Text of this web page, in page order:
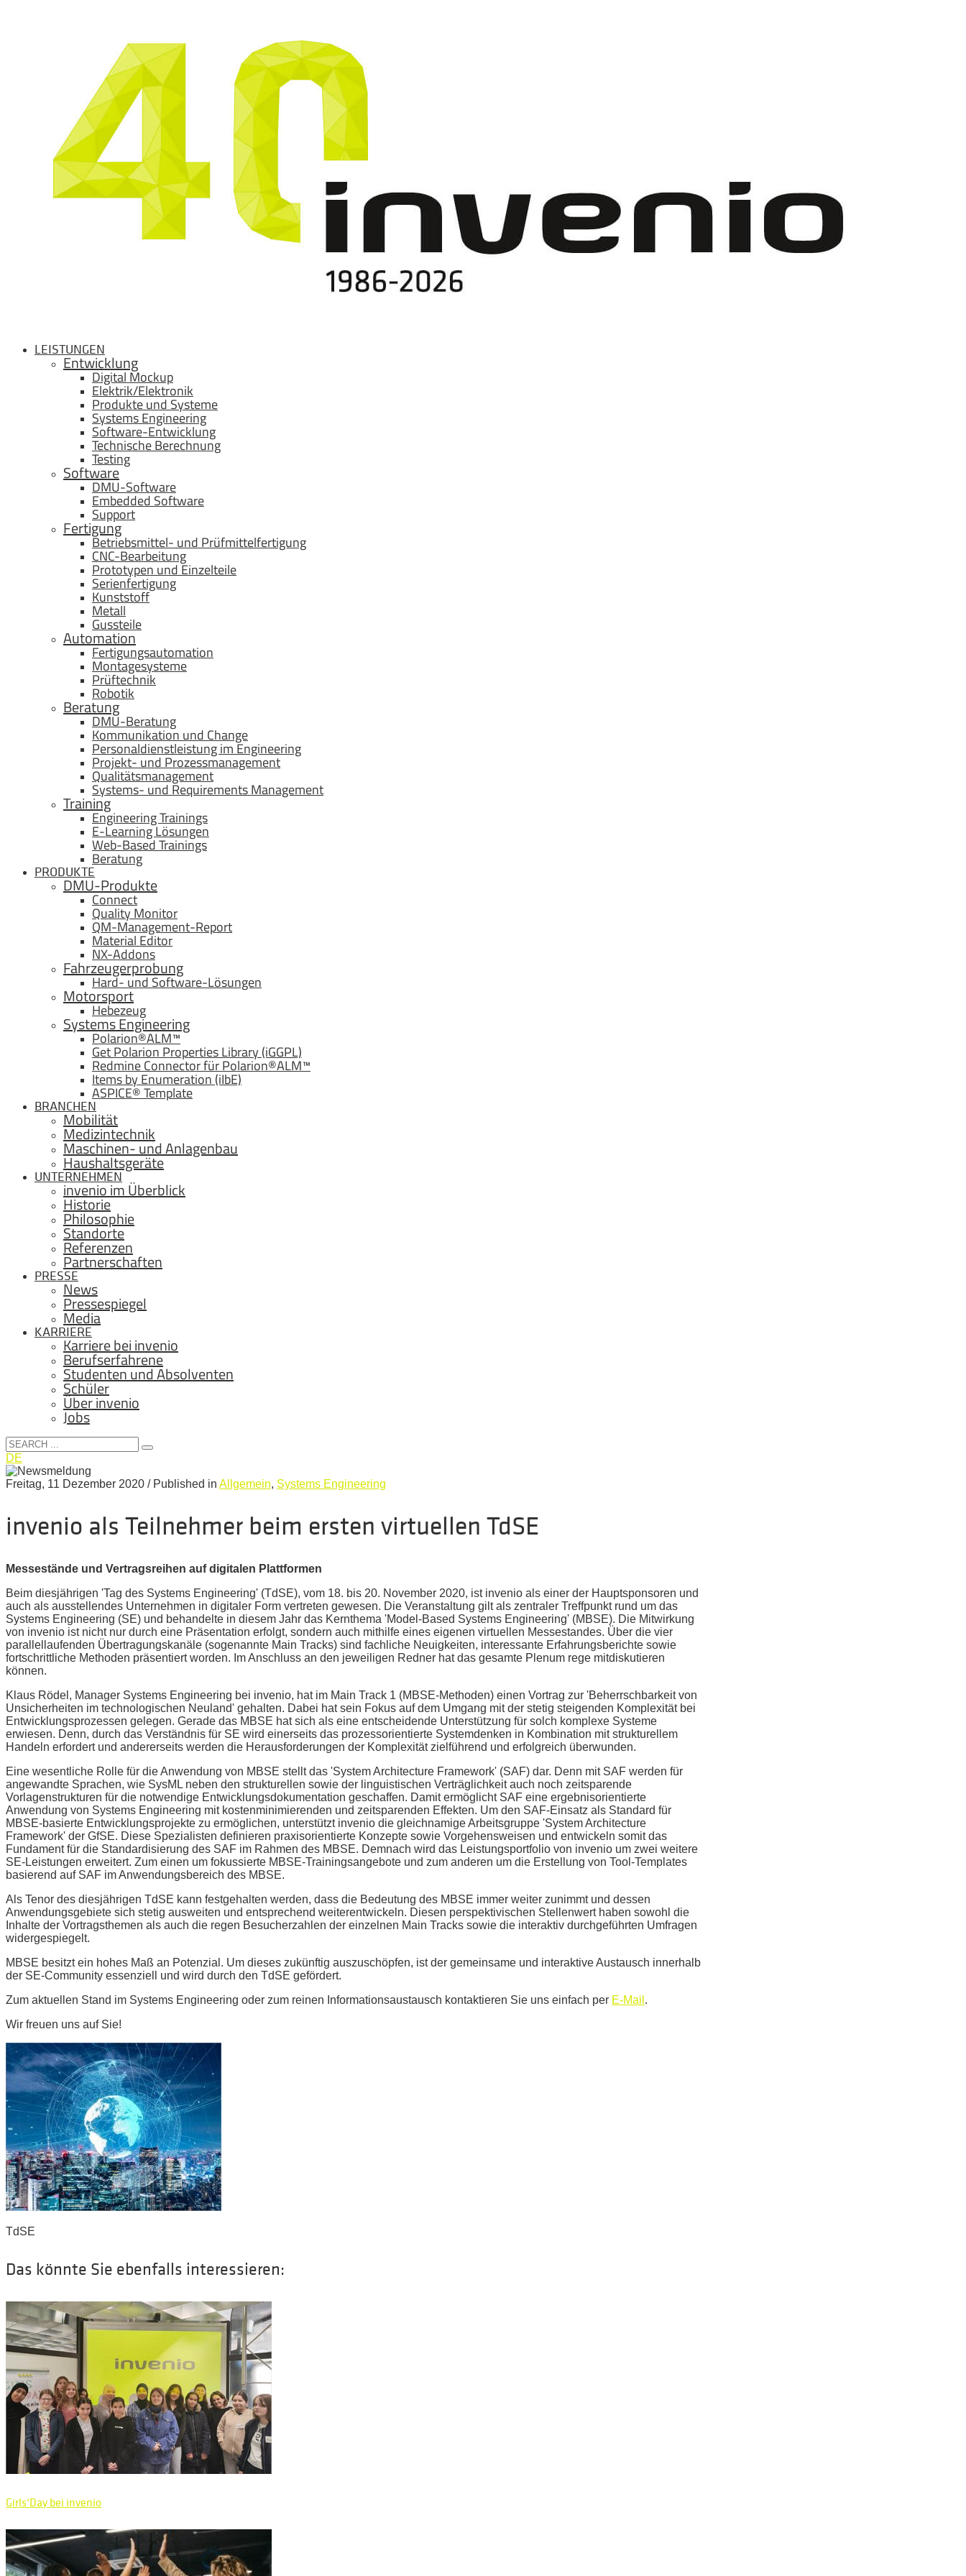
LEISTUNGEN
Entwicklung
Digital Mockup
Elektrik/Elektronik
Produkte und Systeme
Systems Engineering
Software-Entwicklung
Technische Berechnung
Testing
Software
DMU-Software
Embedded Software
Support
Fertigung
Betriebsmittel- und Prüfmittelfertigung
CNC-Bearbeitung
Prototypen und Einzelteile
Serienfertigung
Kunststoff
Metall
Gussteile
Automation
Fertigungsautomation
Montagesysteme
Prüftechnik
Robotik
Beratung
DMU-Beratung
Kommunikation und Change
Personaldienstleistung im Engineering
Projekt- und Prozessmanagement
Qualitätsmanagement
Systems- und Requirements Management
Training
Engineering Trainings
E-Learning Lösungen
Web-Based Trainings
Beratung
PRODUKTE
DMU-Produkte
Connect
Quality Monitor
QM-Management-Report
Material Editor
NX-Addons
Fahrzeugerprobung
Hard- und Software-Lösungen
Motorsport
Hebezeug
Systems Engineering
Polarion®ALM™
Get Polarion Properties Library (iGGPL)
Redmine Connector für Polarion®ALM™
Items by Enumeration (iIbE)
ASPICE® Template
BRANCHEN
Mobilität
Medizintechnik
Maschinen- und Anlagenbau
Haushaltsgeräte
UNTERNEHMEN
invenio im Überblick
Historie
Philosophie
Standorte
Referenzen
Partnerschaften
PRESSE
News
Pressespiegel
Media
KARRIERE
Karriere bei invenio
Berufserfahrene
Studenten und Absolventen
Schüler
Über invenio
Jobs
DE
Freitag, 11 Dezember 2020 / Published in Allgemein, Systems Engineering
invenio als Teilnehmer beim ersten virtuellen TdSE
Messestände und Vertragsreihen auf digitalen Plattformen
Beim diesjährigen 'Tag des Systems Engineering' (TdSE), vom 18. bis 20. November 2020, ist invenio als einer der Hauptsponsoren und
auch als ausstellendes Unternehmen in digitaler Form vertreten gewesen. Die Veranstaltung gilt als zentraler Treffpunkt rund um das
Systems Engineering (SE) und behandelte in diesem Jahr das Kernthema 'Model-Based Systems Engineering' (MBSE). Die Mitwirkung
von invenio ist nicht nur durch eine Präsentation erfolgt, sondern auch mithilfe eines eigenen virtuellen Messestandes. Über die vier
parallellaufenden Übertragungskanäle (sogenannte Main Tracks) sind fachliche Neuigkeiten, interessante Erfahrungsberichte sowie
fortschrittliche Methoden präsentiert worden. Im Anschluss an den jeweiligen Redner hat das gesamte Plenum rege mitdiskutieren
können.
Klaus Rödel, Manager Systems Engineering bei invenio, hat im Main Track 1 (MBSE-Methoden) einen Vortrag zur 'Beherrschbarkeit von
Unsicherheiten im technologischen Neuland' gehalten. Dabei hat sein Fokus auf dem Umgang mit der stetig steigenden Komplexität bei
Entwicklungsprozessen gelegen. Gerade das MBSE hat sich als eine entscheidende Unterstützung für solch komplexe Systeme
erwiesen. Denn, durch das Verständnis für SE wird einerseits das prozessorientierte Systemdenken in Kombination mit strukturellem
Handeln erfordert und andererseits werden die Herausforderungen der Komplexität zielführend und erfolgreich überwunden.
Eine wesentliche Rolle für die Anwendung von MBSE stellt das 'System Architecture Framework' (SAF) dar. Denn mit SAF werden für
angewandte Sprachen, wie SysML neben den strukturellen sowie der linguistischen Verträglichkeit auch noch zeitsparende
Vorlagenstrukturen für die notwendige Entwicklungsdokumentation geschaffen. Damit ermöglicht SAF eine ergebnisorientierte
Anwendung von Systems Engineering mit kostenminimierenden und zeitsparenden Effekten. Um den SAF-Einsatz als Standard für
MBSE-basierte Entwicklungsprojekte zu ermöglichen, unterstützt invenio die gleichnamige Arbeitsgruppe 'System Architecture
Framework' der GfSE. Diese Spezialisten definieren praxisorientierte Konzepte sowie Vorgehensweisen und entwickeln somit das
Fundament für die Standardisierung des SAF im Rahmen des MBSE. Demnach wird das Leistungsportfolio von invenio um zwei weitere
SE-Leistungen erweitert. Zum einen um fokussierte MBSE-Trainingsangebote und zum anderen um die Erstellung von Tool-Templates
basierend auf SAF im Anwendungsbereich des MBSE.
Als Tenor des diesjährigen TdSE kann festgehalten werden, dass die Bedeutung des MBSE immer weiter zunimmt und dessen
Anwendungsgebiete sich stetig ausweiten und entsprechend weiterentwickeln. Diesen perspektivischen Stellenwert haben sowohl die
Inhalte der Vortragsthemen als auch die regen Besucherzahlen der einzelnen Main Tracks sowie die interaktiv durchgeführten Umfragen
widergespiegelt.
MBSE besitzt ein hohes Maß an Potenzial. Um dieses zukünftig auszuschöpfen, ist der gemeinsame und interaktive Austausch innerhalb
der SE-Community essenziell und wird durch den TdSE gefördert.
Zum aktuellen Stand im Systems Engineering oder zum reinen Informationsaustausch kontaktieren Sie uns einfach per E-Mail .
Wir freuen uns auf Sie!
TdSE
Das könnte Sie ebenfalls interessieren:
Girls‘Day bei invenio